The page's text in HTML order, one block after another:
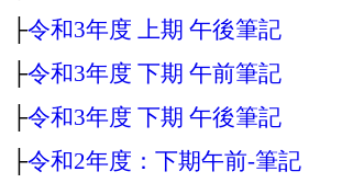
├令和3年度 上期 午後筆記
├令和3年度 下期 午前筆記
├令和3年度 下期 午後筆記
├令和2年度：下期午前‐筆記